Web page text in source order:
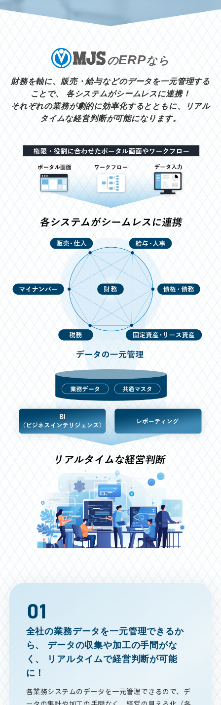
のERPなら
財務を軸に、販売・給与などのデータを一元管理する
ことで、
各システムがシームレスに連携！
それぞれの業務が劇的に効率化するとともに、リアル
タイムな経営判断が可能になります。
全社の業務データを一元管理できるか
ら、
データの収集や加工の手間がな
く、
リアルタイムで経営判断が可能
に！
各業務システムのデータを一元管理できるので、デ